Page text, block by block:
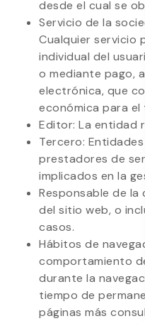
desde el cual se
Servicio de la
Cualquier servicio
individual del
o mediante pago,
electrónica, que
económica para el
Editor: La entidad
Tercero:
prestadores de
implicados en la
Responsable de la
del sitio web, o
casos.
Hábitos de
comportamiento
durante la
tiempo de
páginas más